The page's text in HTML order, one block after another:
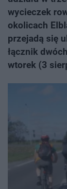
wycieczek
okolicach
przejadą się
łącznik
wtorek (3